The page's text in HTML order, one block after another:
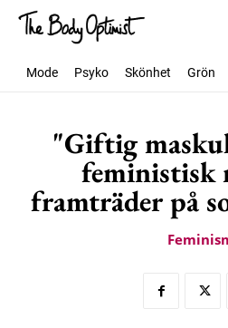
Mode Psyko Skönhet Grön
"Giftig
feministisk
framträder på